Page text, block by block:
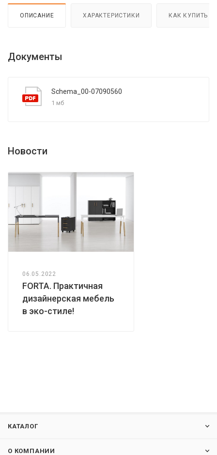
ОПИСАНИЕ ХАРАКТЕРИСТИКИ КАК КУПИТЬ
Документы
Schema_00-07090560
1 мб
Новости
06.05.2022
FORTA. Практичная
дизайнерская мебель
в эко-стиле!
КАТАЛОГ
О КОМПАНИИ